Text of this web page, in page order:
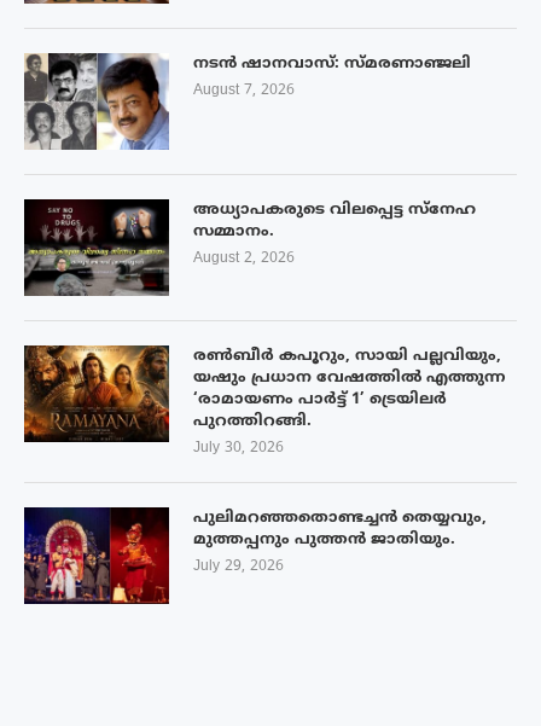
നടൻ ഷാനവാസ്: സ്മരണാഞ്ജലി
August 7, 2026
അധ്യാപകരുടെ വിലപ്പെട്ട സ്നേഹ
സമ്മാനം.
August 2, 2026
രൺബീർ കപൂറും, സായി പല്ലവിയും,
യഷും പ്രധാന വേഷത്തിൽ എത്തുന്ന
‘രാമായണം പാർട്ട് 1’ ട്രെയിലർ
പുറത്തിറങ്ങി.
July 30, 2026
പുലിമറഞ്ഞതൊണ്ടച്ചൻ തെയ്യവും,
മുത്തപ്പനും പുത്തൻ ജാതിയും.
July 29, 2026